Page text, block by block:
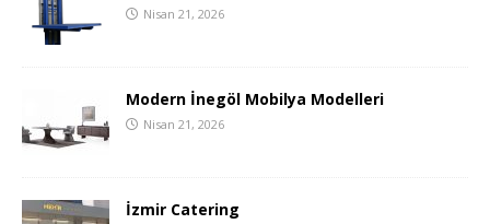
Nisan 21, 2026
Modern İnegöl Mobilya Modelleri
Nisan 21, 2026
İzmir Catering